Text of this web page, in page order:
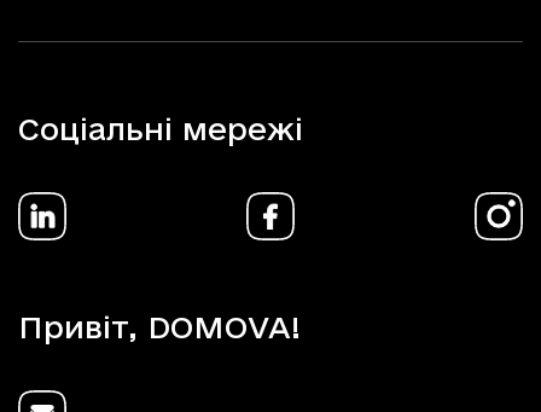
Соціальні мережі
Привіт, DOMOVA!